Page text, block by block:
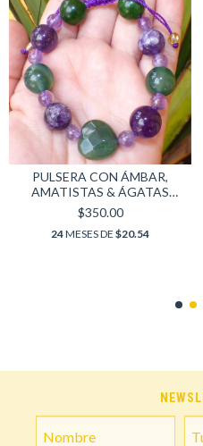
PULSERA CON ÁMBAR,
AMATISTAS & ÁGATAS
VERDES
$350.00
24MESES DE $20.54